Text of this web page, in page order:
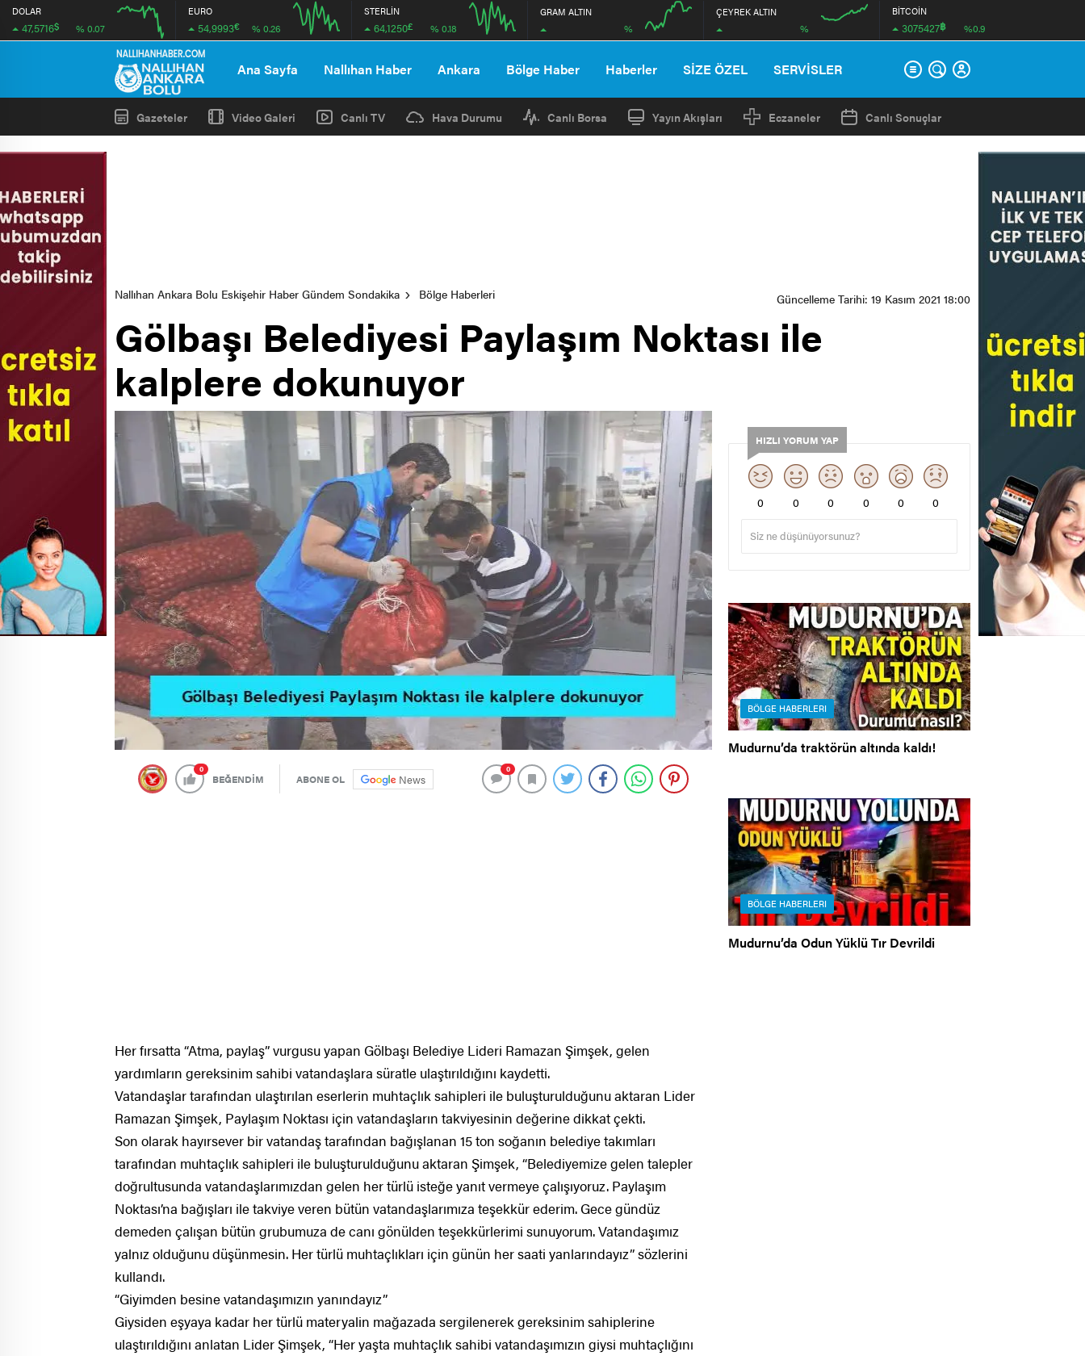
DOLAR
47,5716$ % 0.07
12:00 16:00
EURO
54,9993€ % 0.26
STERLİN
64,1250£ % 0.18
GRAM ALTIN
%
ÇEYREK ALTIN
%
BİTCOİN
3075427฿ %0.9
Ana Sayfa Nallıhan Haber Ankara Bölge Haber Haberler SİZE ÖZEL SERVİSLER
Gazeteler Video Galeri Canlı TV Hava Durumu Canlı Borsa Yayın Akışları Eczaneler Canlı Sonuçlar
Nallıhan Ankara Bolu Eskişehir Haber Gündem Sondakika Bölge Haberleri Güncelleme Tarihi: 19 Kasım 2021 18:00
Gölbaşı Belediyesi Paylaşım Noktası ile
kalplere dokunuyor
0
BEĞENDİM ABONE OL News
0
Her fırsatta “Atma, paylaş” vurgusu yapan Gölbaşı Belediye Lideri Ramazan Şimşek, gelen
yardımların gereksinim sahibi vatandaşlara süratle ulaştırıldığını kaydetti.
Vatandaşlar tarafından ulaştırılan eserlerin muhtaçlık sahipleri ile buluşturulduğunu aktaran Lider
Ramazan Şimşek, Paylaşım Noktası için vatandaşların takviyesinin değerine dikkat çekti.
Son olarak hayırsever bir vatandaş tarafından bağışlanan 15 ton soğanın belediye takımları
tarafından muhtaçlık sahipleri ile buluşturulduğunu aktaran Şimşek, “Belediyemize gelen talepler
doğrultusunda vatandaşlarımızdan gelen her türlü isteğe yanıt vermeye çalışıyoruz. Paylaşım
Noktası’na bağışları ile takviye veren bütün vatandaşlarımıza teşekkür ederim. Gece gündüz
demeden çalışan bütün grubumuza de canı gönülden teşekkürlerimi sunuyorum. Vatandaşımız
yalnız olduğunu düşünmesin. Her türlü muhtaçlıkları için günün her saati yanlarındayız” sözlerini
kullandı.
“Giyimden besine vatandaşımızın yanındayız”
Giysiden eşyaya kadar her türlü materyalin mağazada sergilenerek gereksinim sahiplerine
ulaştırıldığını anlatan Lider Şimşek, “Her yaşta muhtaçlık sahibi vatandaşımızın giysi muhtaçlığını
HIZLI YORUM YAP
0 0 0 0 0 0
BÖLGE HABERLERI
Mudurnu’da traktörün altında kaldı!
BÖLGE HABERLERI
Mudurnu’da Odun Yüklü Tır Devrildi